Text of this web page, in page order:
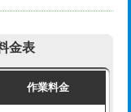
11,000円+材料費
16,500円+材料費
金表
作業料金